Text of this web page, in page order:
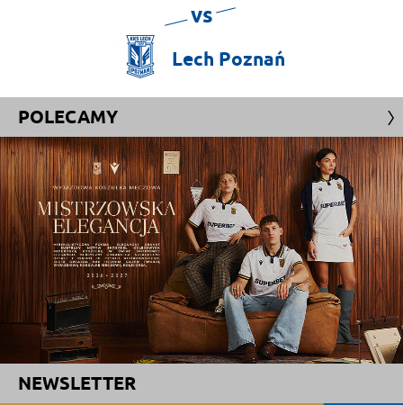
vs
Lech Poznań
POLECAMY
NEWSLETTER